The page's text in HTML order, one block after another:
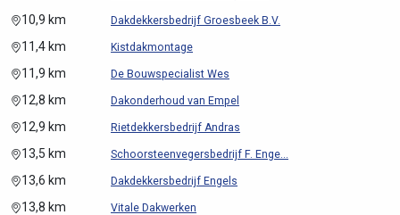
10,9 km Dakdekkersbedrijf Groesbeek B.V.
11,4 km Kistdakmontage
11,9 km De Bouwspecialist Wes
12,8 km Dakonderhoud van Empel
12,9 km Rietdekkersbedrijf Andras
13,5 km Schoorsteenvegersbedrijf F. Enge...
13,6 km Dakdekkersbedrijf Engels
13,8 km Vitale Dakwerken